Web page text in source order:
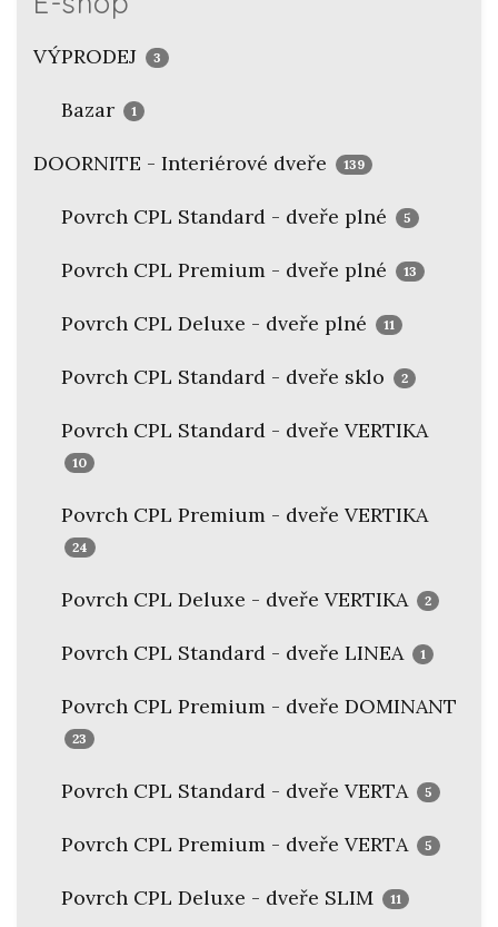
VÝPRODEJ 3
Bazar 1
DOORNITE - Interiérové dveře 139
Povrch CPL Standard - dveře plné 5
Povrch CPL Premium - dveře plné 13
Povrch CPL Deluxe - dveře plné 11
Povrch CPL Standard - dveře sklo 2
Povrch CPL Standard - dveře VERTIKA
10
Povrch CPL Premium - dveře VERTIKA
24
Povrch CPL Deluxe - dveře VERTIKA 2
Povrch CPL Standard - dveře LINEA 1
Povrch CPL Premium - dveře DOMINANT
23
Povrch CPL Standard - dveře VERTA 5
Povrch CPL Premium - dveře VERTA 5
Povrch CPL Deluxe - dveře SLIM 11